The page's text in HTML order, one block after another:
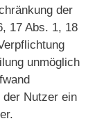
der
17 Abs. 1, 18
unmöglich
Nutzer ein